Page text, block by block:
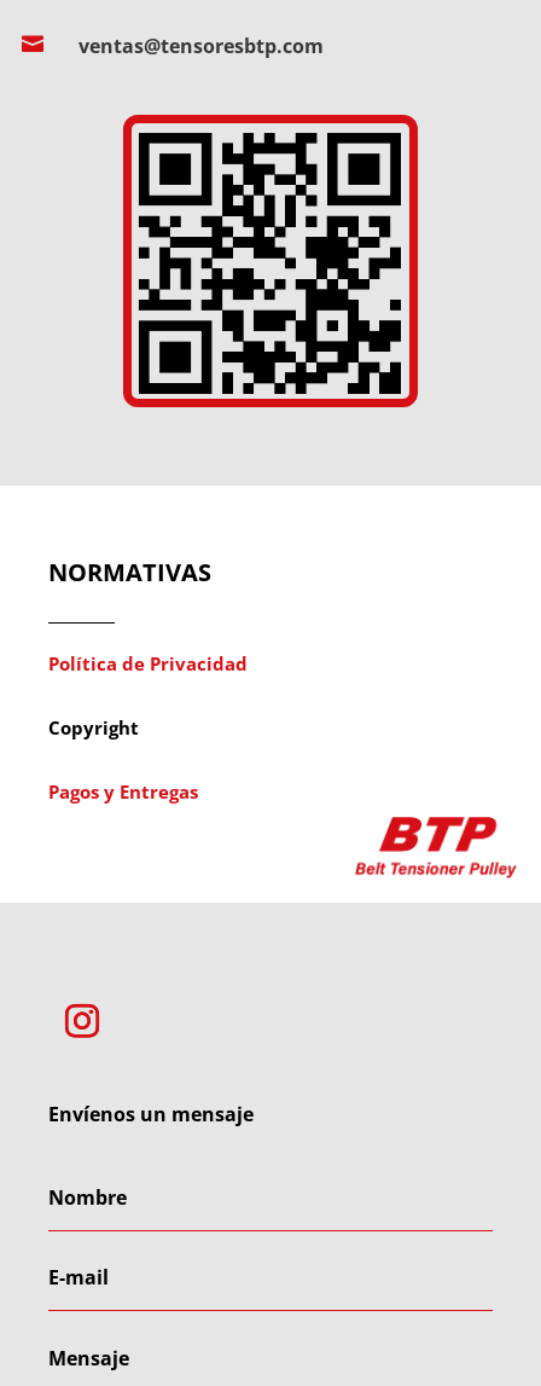
 ventas@tensoresbtp.com
NORMATIVAS
Política de Privacidad
Copyright
Pagos y Entregas
Envíenos un mensaje